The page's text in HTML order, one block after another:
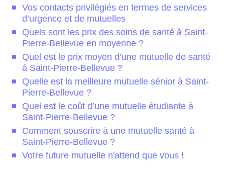
Vos contacts privilégiés en termes de services
d’urgence et de mutuelles
Quels sont les prix des soins de santé à Saint-
Pierre-Bellevue en moyenne ?
Quel est le prix moyen d’une mutuelle de santé
à Saint-Pierre-Bellevue ?
Quelle est la meilleure mutuelle sénior à Saint-
Pierre-Bellevue ?
Quel est le coût d’une mutuelle étudiante à
Saint-Pierre-Bellevue ?
Comment souscrire à une mutuelle santé à
Saint-Pierre-Bellevue ?
Votre future mutuelle n'attend que vous !